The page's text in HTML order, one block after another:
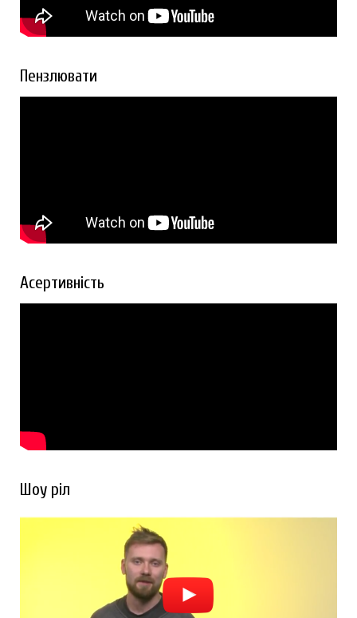
Пензлювати
Асертивність
Шоу ріл